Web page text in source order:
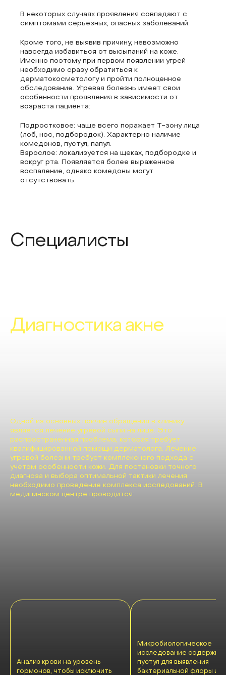
В некоторых случаях проявления совпадают с
симптомами серьезных, опасных заболеваний.
Кроме того, не выявив причину, невозможно
навсегда избавиться от высыпаний на коже.
Именно поэтому при первом появлении угрей
необходимо сразу обратиться к
дерматокосметологу и пройти полноценное
обследование. Угревая болезнь имеет свои
особенности проявления в зависимости от
возраста пациента:
Подростковое: чаще всего поражает Т-зону лица
(лоб, нос, подбородок). Характерно наличие
комедонов, пустул, папул.
Взрослое: локализуется на щеках, подбородке и
вокруг рта. Появляется более выраженное
воспаление, однако комедоны могут
отсутствовать.
Специалисты
Диагностика акне
Одной из основных причин обращения в клинику
является лечение угревой сыпи на лице. Это
распространенная проблема, которая требует
квалифицированной помощи дерматолога. Лечение
угревой болезни требует комплексного подхода с
учетом особенности кожи. Для постановки точного
диагноза и выбора оптимальной тактики лечения
необходимо проведение комплекса исследований. В
медицинском центре проводится:
Анализ крови на уровень
гормонов, чтобы исключить
Микробиологическое
исследование
пустул для выявления
бактериальной флоры и